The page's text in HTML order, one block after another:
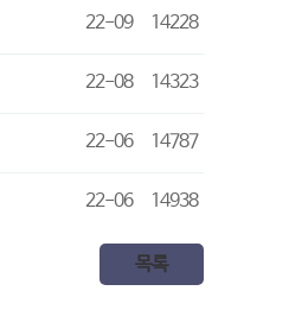
22-09 14228
22-08 14323
22-06 14787
22-06 14938
목록